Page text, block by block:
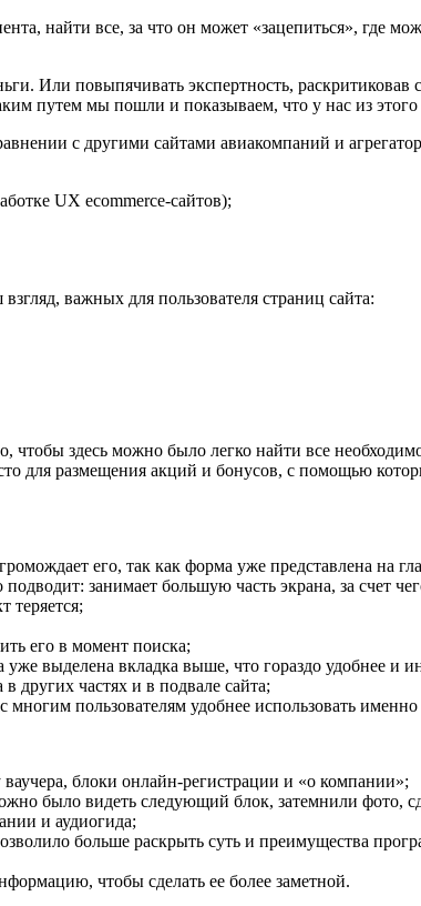
найти все, за что он может «зацепиться», где
Или повыпячивать экспертность,
путем мы пошли и показываем, что у нас из этого
с другими сайтами авиакомпаний и
UX ecommerce-сайтов);
важных для пользователя страниц сайта:
здесь можно было легко найти все
для размещения акций и бонусов, с помощью
его, так как форма уже представлена на
занимает большую часть экрана, за счет
теряется;
его в момент поиска;
выделена вкладка выше, что гораздо удобнее и
других частях и в подвале сайта;
пользователям удобнее использовать именно
блоки онлайн-регистрации и «о компании»;
было видеть следующий блок, затемнили фото,
и аудиогида;
больше раскрыть суть и преимущества
чтобы сделать ее более заметной.